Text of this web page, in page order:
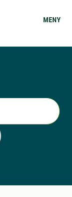
MENY